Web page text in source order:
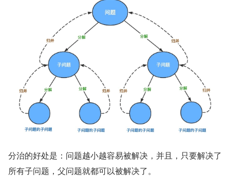
分治的好处是：问题越小越容易被解决，并且，只要解决了
所有子问题，父问题就都可以被解决了。